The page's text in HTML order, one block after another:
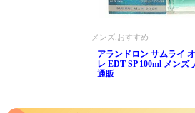
メンズ,おすすめ
アランドロン サムライ
レ EDT SP 100ml メンズ
通販